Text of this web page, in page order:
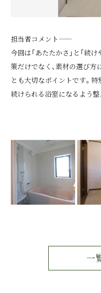
担当者コメント――
今回は「あたたかさ」と「続
策だけでなく、素材の選び
とも大切なポイントです。
続けられる浴室になるよう整
一